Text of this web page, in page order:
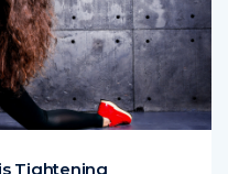
Tightening